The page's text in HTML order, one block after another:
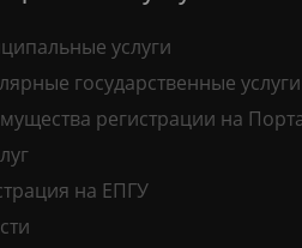
услуги
государственные услуги
регистрации на
на ЕПГУ